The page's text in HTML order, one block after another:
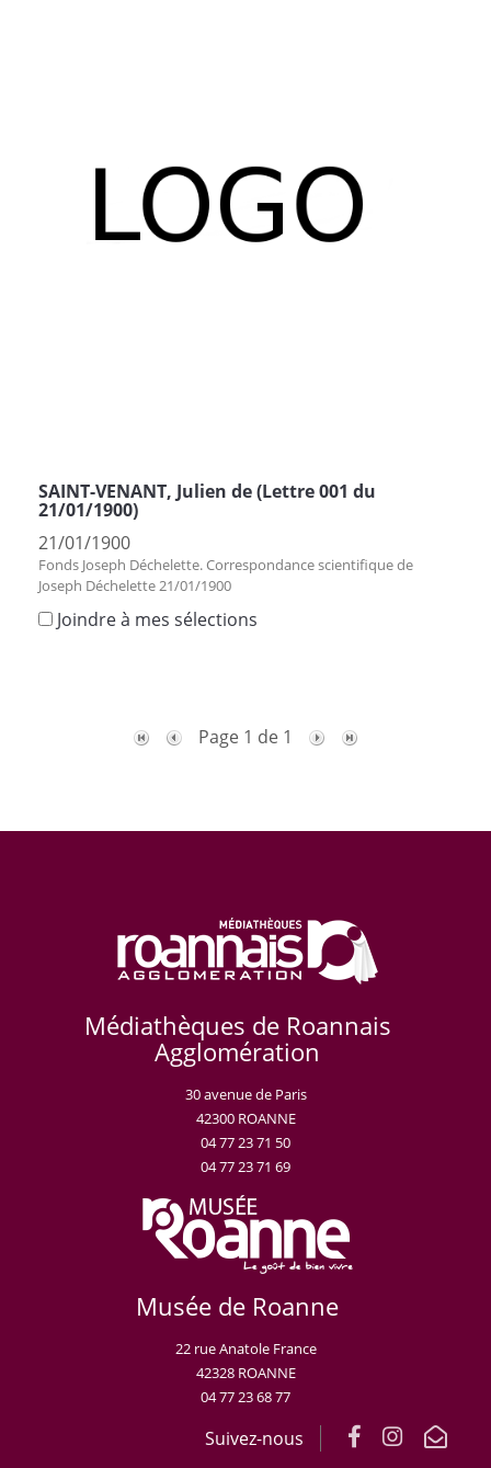
SAINT-VENANT, Julien de (Lettre 001 du
21/01/1900)
21/01/1900
Fonds Joseph Déchelette. Correspondance scientifique de
Joseph Déchelette 21/01/1900
Joindre à mes sélections
Page 1 de 1
Médiathèques de Roannais
Agglomération
30 avenue de Paris
42300 ROANNE
04 77 23 71 50
04 77 23 71 69
Musée de Roanne
22 rue Anatole France
42328 ROANNE
04 77 23 68 77
Suivez-nous